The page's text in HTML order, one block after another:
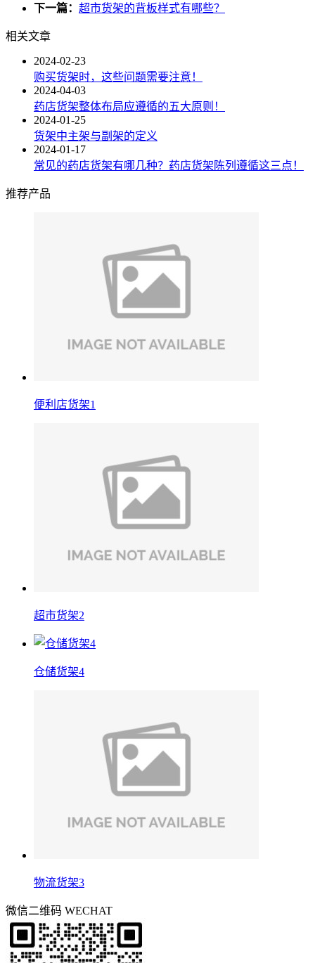
下一篇： 超市货架的背板样式有哪些？
相关文章
2024-02-23
购买货架时，这些问题需要注意！
2024-04-03
药店货架整体布局应遵循的五大原则！
2024-01-25
货架中主架与副架的定义
2024-01-17
常见的药店货架有哪几种？药店货架陈列遵循这三点！
推荐产品
便利店货架1
超市货架2
仓储货架4
物流货架3
微信二维码 WECHAT